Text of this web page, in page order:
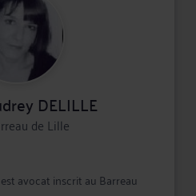
DELILLE
de Lille
avocat inscrit au Barreau